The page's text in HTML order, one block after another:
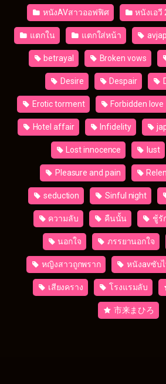
หนังAVสาวออฟฟิศ หนังเอวี
แตกใน แตกใส่หน้า
betrayal Broken vows
Desire Despair
Erotic torment Forbidden love
Hotel affair Infidelity
Lost innocence lust
Pleasure and pain
seduction Sinful night
ความลับ คืนนั้น ชู้รั
นอกใจ ภรรยานอกใจ
หญิงสาวถูกพราก หนังavซับ
เสียงคราง โรงแรมลับ
市来まひろ